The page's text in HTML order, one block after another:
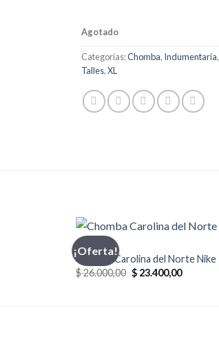
Agotado
Categorías:Chomba, Indumentaria,
Talles,XL
¡Oferta!
CHOMBA
Chomba Carolina del Norte Nike
$26.000,00 El
precio
$23.400,00El